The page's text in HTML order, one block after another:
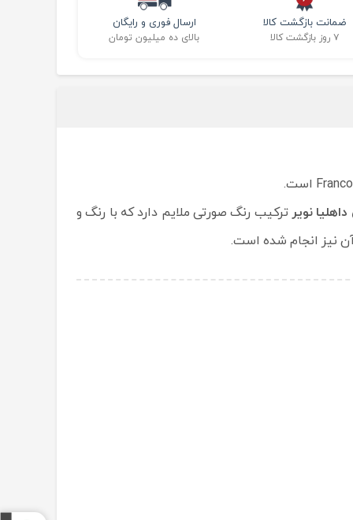
ارسال فوری و رایگان
بالای ده میلیون تومان
ضمانت بازگشت کالا
۷ روز بازگشت کالا
نویر ترکیب رنگ صورتی ملایم دارد که با رنگ و
نیز انجام شده است.